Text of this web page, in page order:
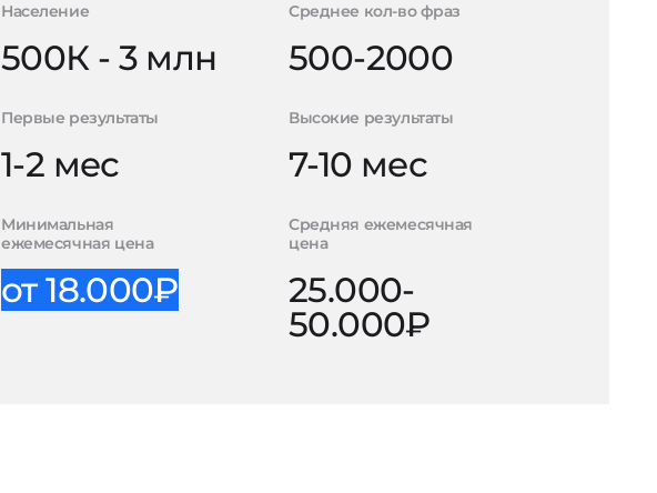
Население
500К - 3 млн
Среднее кол-во фраз
500-2000
Первые результаты
1-2 мес
Высокие результаты
7-10 мес
Минимальная
ежемесячная цена
от 18.000₽
Средняя ежемесячная
цена
25.000-
50.000₽